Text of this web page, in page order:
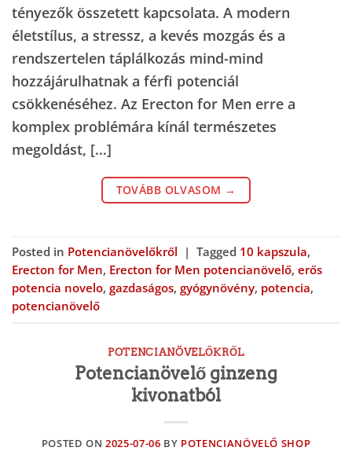
tényezők összetett kapcsolata. A modern
életstílus, a stressz, a kevés mozgás és a
rendszertelen táplálkozás mind-mind
hozzájárulhatnak a férfi potenciál
csökkenéséhez. Az Erecton for Men erre a
komplex problémára kínál természetes
megoldást, […]
TOVÁBB OLVASOM →
Posted in Potencianövelőkről | Tagged 10 kapszula,
Erecton for Men, Erecton for Men potencianövelő, erős
potencia novelo, gazdaságos, gyógynövény, potencia,
potencianövelő
POTENCIANÖVELŐKRŐL
Potencianövelő ginzeng
kivonatból
POSTED ON2025-07-06 BY POTENCIANÖVELŐ SHOP